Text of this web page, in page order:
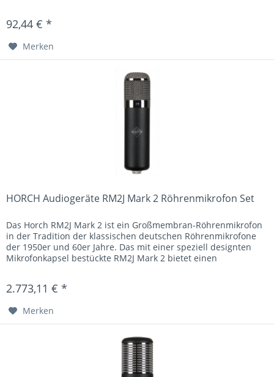
92,44 € *
Merken
HORCH Audiogeräte RM2J Mark 2 Röhrenmikrofon Set
Das Horch RM2J Mark 2 ist ein Großmembran-Röhrenmikrofon
in der Tradition der klassischen deutschen Röhrenmikrofone
der 1950er und 60er Jahre. Das mit einer speziell designten
Mikrofonkapsel bestückte RM2J Mark 2 bietet einen
2.773,11 € *
Merken